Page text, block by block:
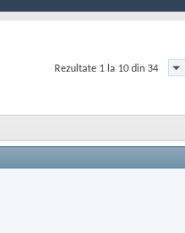
Rezultate 1 la 10 din 34